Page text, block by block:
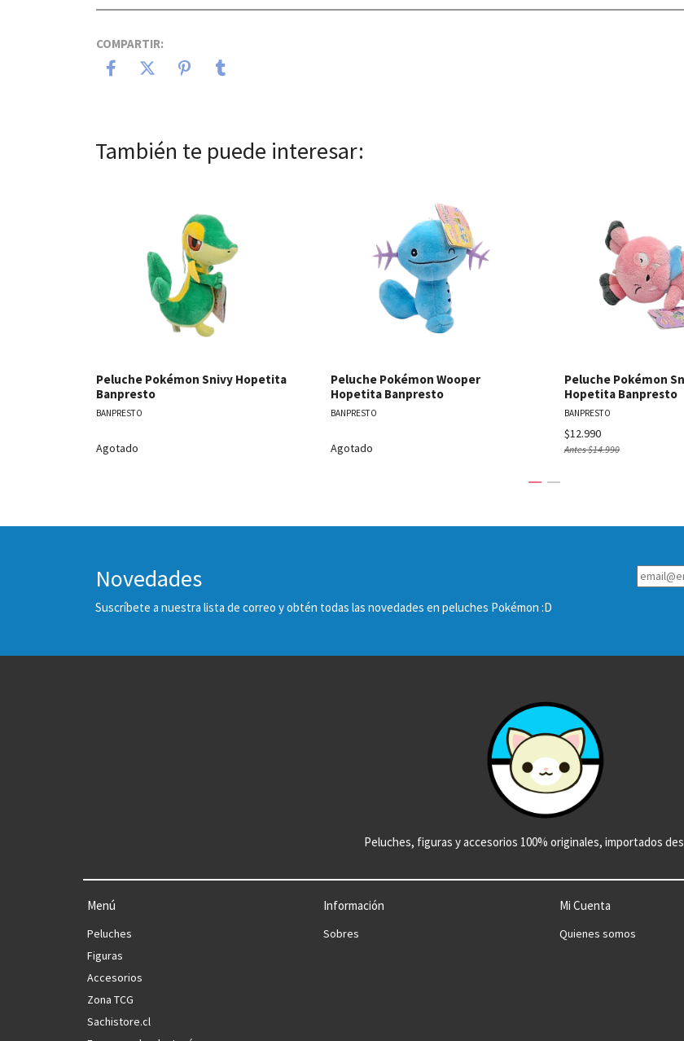
COMPARTIR:
También te puede interesar:
Ver detalles
Peluche Pokémon Snivy Hopetita
Banpresto
BANPRESTO
Agotado
Ver detalles
Peluche Pokémon Wooper
Hopetita Banpresto
BANPRESTO
Agotado
Peluche Pokémon
Hopetita Banpresto
BANPRESTO
$12.990
Antes$14.990
Novedades
Suscríbete a nuestra lista de correo y obtén todas las novedades en peluches Pokémon :D
Peluches, figuras y accesorios 100% originales, importados
Menú
Peluches
Figuras
Accesorios
Zona TCG
Sachistore.cl
Información
Sobres
Mi Cuenta
Quienes somos